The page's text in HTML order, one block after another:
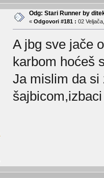
Odg: Stari Runner by
« Odgovori #181 : 02
A jbg sve jače
karbom hoćeš
Ja mislim da si